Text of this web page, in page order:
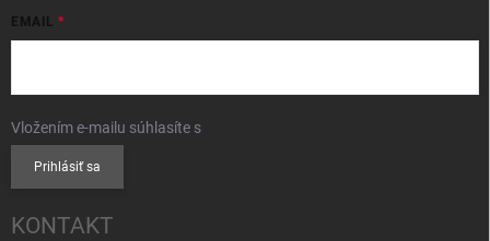
EMAIL
Vložením e-mailu súhlasíte s
Prihlásiť sa
KONTAKT